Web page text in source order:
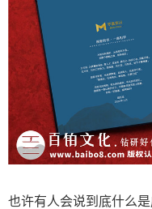
也许有人会说到底什么